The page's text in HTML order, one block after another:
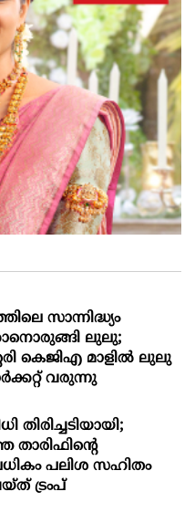
സാന്നിദ്ധ്യം
ലുലു;
കെജിഎ മാളിൽ ലുലു
വരുന്നു
തിരിച്ചടിയായി;
താരിഫിന്‍റെ
പലിശ സഹിതം
ട്രംപ്